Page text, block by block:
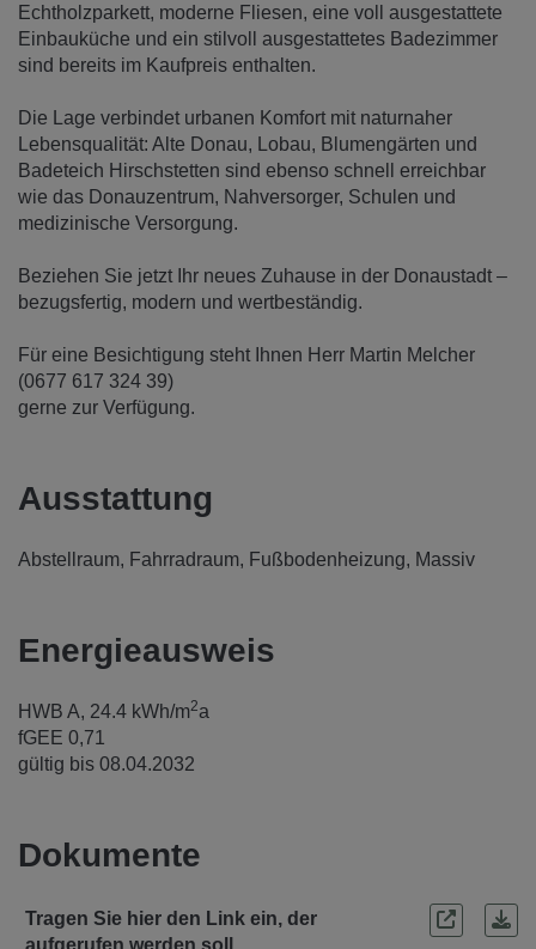
Echtholzparkett, moderne Fliesen, eine voll ausgestattete
Einbauküche und ein stilvoll ausgestattetes Badezimmer
sind bereits im Kaufpreis enthalten.
Die Lage verbindet urbanen Komfort mit naturnaher
Lebensqualität: Alte Donau, Lobau, Blumengärten und
Badeteich Hirschstetten sind ebenso schnell erreichbar
wie das Donauzentrum, Nahversorger, Schulen und
medizinische Versorgung.
Beziehen Sie jetzt Ihr neues Zuhause in der Donaustadt –
bezugsfertig, modern und wertbeständig.
Für eine Besichtigung steht Ihnen Herr Martin Melcher
(0677 617 324 39)
gerne zur Verfügung.
Ausstattung
Abstellraum Fahrradraum Fußbodenheizung Massiv
Energieausweis
HWB A, 24.4 kWh/m2a
fGEE 0,71
gültig bis 08.04.2032
Dokumente
Tragen Sie hier den Link ein, der
aufgerufen werden soll.